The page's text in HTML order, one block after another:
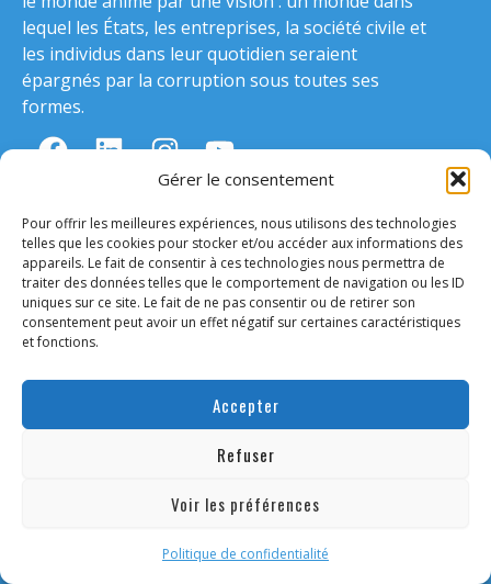
Gérer le consentement
Pour offrir les meilleures expériences, nous utilisons des technologies
telles que les cookies pour stocker et/ou accéder aux informations des
appareils. Le fait de consentir à ces technologies nous permettra de
traiter des données telles que le comportement de navigation ou les ID
uniques sur ce site. Le fait de ne pas consentir ou de retirer son
consentement peut avoir un effet négatif sur certaines caractéristiques
et fonctions.
Accepter
Refuser
Voir les préférences
Politique de confidentialité
lequel les États, les entreprises, la société civile et
les individus dans leur quotidien seraient
épargnés par la corruption sous toutes ses
formes.
FAIRE UN DON
CONTACTEZ-NOUS
Qui sommes-nous ?
Notre impact
Nos actions de lobbying
Notre gouvernance
Notre mouvement international